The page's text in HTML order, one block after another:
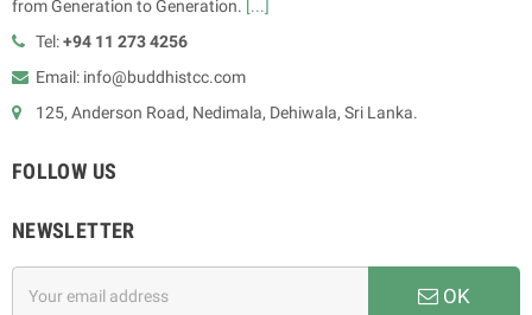
from Generation to Generation. [...]
Tel:+94 11 273 4256
Email: info@buddhistcc.com
125, Anderson Road, Nedimala, Dehiwala, Sri Lanka.
FOLLOW US
NEWSLETTER
OK